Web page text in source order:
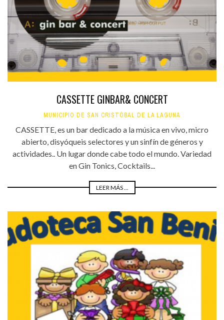
CASSETTE GINBAR& CONCERT
MUNICIPIO DE SAN CRISTÓBAL DE LA LAGUNA
CASSETTE, es un bar dedicado a la música en vivo, micro
abierto, disyóqueis selectores y un sinfín de géneros y
actividades.. Un lugar donde cabe todo el mundo. Variedad
en Gin Tonics, Cocktails...
LEER MÁS ...